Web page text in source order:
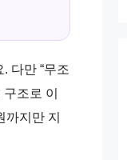
. 다만 “무조
조로 이
까지만 지